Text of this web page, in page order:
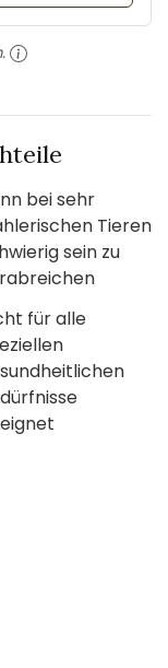
bei sehr
Tieren
sein zu
für alle